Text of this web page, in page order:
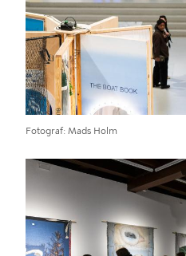
Fotograf Mads Holm